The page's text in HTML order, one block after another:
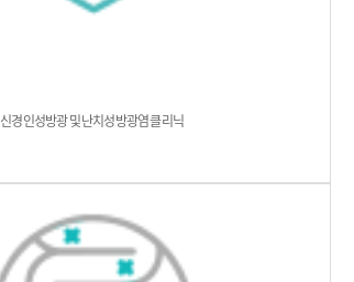
신경인성방광 및 난치성방광염 클리닉